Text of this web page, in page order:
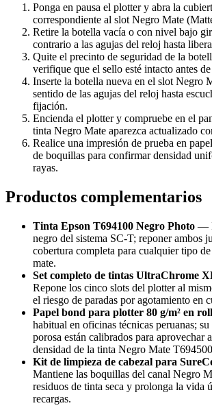
Ponga en pausa el plotter y abra la
correspondiente al slot Negro Mate
Retire la botella vacía o con nivel bajo
contrario a las agujas del reloj hasta
Quite el precinto de seguridad de la
verifique que el sello esté intacto antes
Inserte la botella nueva en el slot Negro
sentido de las agujas del reloj hasta
fijación.
Encienda el plotter y compruebe en el
tinta Negro Mate aparezca actualizado
Realice una impresión de prueba en
de boquillas para confirmar densidad
rayas.
Productos complementarios
Tinta Epson T694100 Negro Photo —
negro del sistema SC-T; reponer ambos
cobertura completa para cualquier tipo
mate.
Set completo de tintas UltraChrome
Repone los cinco slots del plotter al
el riesgo de paradas por agotamiento en
Papel bond para plotter 80 g/m² en
habitual en oficinas técnicas peruanas;
porosa están calibrados para aprovechar
densidad de la tinta Negro Mate
Kit de limpieza de cabezal para
Mantiene las boquillas del canal Negro
residuos de tinta seca y prolonga la vida
recargas.